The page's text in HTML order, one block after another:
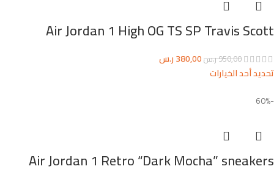
Air Jordan 1 High OG TS SP Travis Scott
950,00ر.س380,00ر.س
تحديد أحد الخيارات
-60%
Air Jordan 1 Retro “Dark Mocha” sneakers